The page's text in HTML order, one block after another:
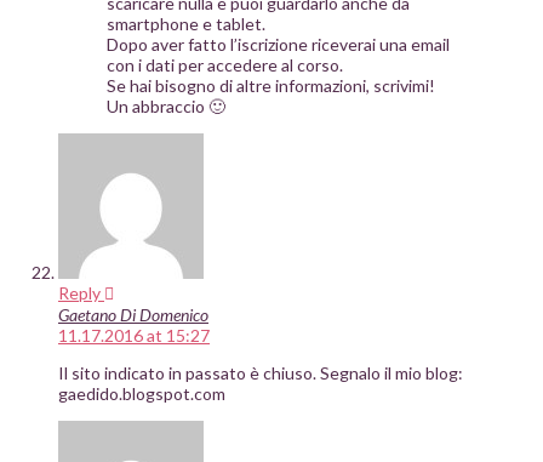
smartphone e tablet.
Dopo aver fatto l’iscrizione riceverai una email
con i dati per accedere al corso.
Se hai bisogno di altre informazioni, scrivimi!
Un abbraccio 🙂
Reply
Gaetano Di Domenico
11.17.2016 at 15:27
Il sito indicato in passato è chiuso. Segnalo il mio blog:
gaedido.blogspot.com